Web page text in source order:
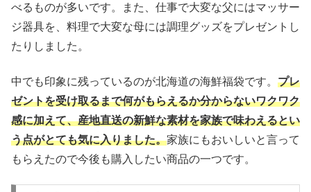
べるものが多いです。また、仕事で大変な父にはマッサー
ジ器具を、料理で大変な母には調理グッズをプレゼントし
たりしました。
中でも印象に残っているのが北海道の海鮮福袋です。 プレ
ゼントを受け取るまで何がもらえるか分からないワクワク
感に加えて、産地直送の新鮮な素材を家族で味わえるとい
う点がとても気に入りました。家族にもおいしいと言って
もらえたので今後も購入したい商品の一つです。